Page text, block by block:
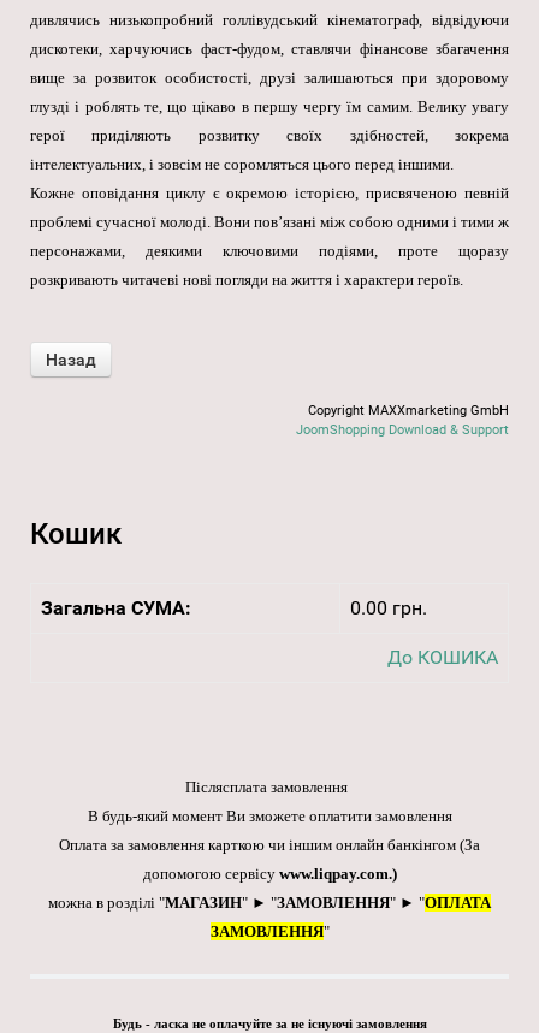
дивлячись низькопробний голлівудський кінематограф, відвідуючи
дискотеки, харчуючись фаст-фудом, ставлячи фінансове збагачення
вище за розвиток особистості, друзі залишаються при здоровому
глузді і роблять те, що цікаво в першу чергу їм самим. Велику увагу
герої приділяють розвитку своїх здібностей, зокрема
інтелектуальних, і зовсім не соромляться цього перед іншими.
Кожне оповідання циклу є окремою історією, присвяченою певній
проблемі сучасної молоді. Вони пов’язані між собою одними і тими ж
персонажами, деякими ключовими подіями, проте щоразу
розкривають читачеві нові погляди на життя і характери героїв.
Copyright MAXXmarketing GmbH
JoomShopping Download & Support
Кошик
Загальна СУМА: 0.00 грн.
До КОШИКА
Післясплата замовлення
В будь-який момент Ви зможете оплатити замовлення
Оплата за замовлення карткою чи іншим онлайн банкінгом (За
допомогою сервісу www.liqpay.com.)
можна в розділі "МАГАЗИН" ► "ЗАМОВЛЕННЯ" ► "ОПЛАТА
ЗАМОВЛЕННЯ"
Будь - ласка не оплачуйте за не існуючі замовлення